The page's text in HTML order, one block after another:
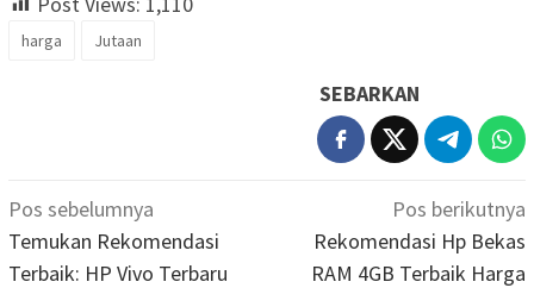
harga Jutaan
SEBARKAN
Navigasi
pos
Pos sebelumnya
Temukan Rekomendasi
Terbaik: HP Vivo Terbaru
Pos berikutnya
Rekomendasi Hp Bekas
RAM 4GB Terbaik Harga